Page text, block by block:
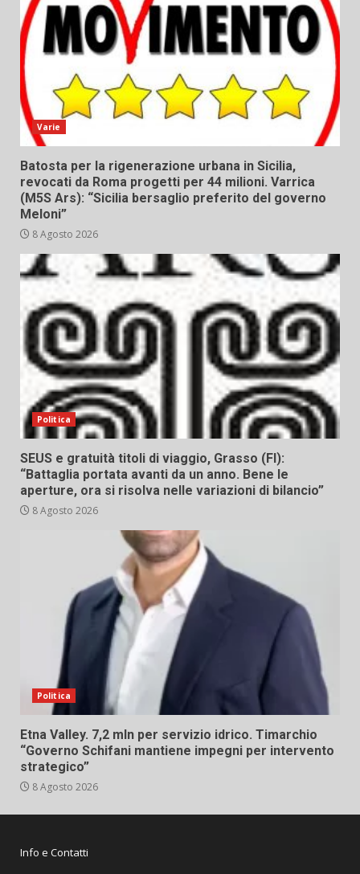
Varie
Batosta per la rigenerazione urbana in Sicilia,
revocati da Roma progetti per 44 milioni. Varrica
(M5S Ars): “Sicilia bersaglio preferito del governo
Meloni”
8 Agosto 2026
Politica
SEUS e gratuità titoli di viaggio, Grasso (FI):
“Battaglia portata avanti da un anno. Bene le
aperture, ora si risolva nelle variazioni di bilancio”
8 Agosto 2026
Politica
Etna Valley. 7,2 mln per servizio idrico. Timarchio
“Governo Schifani mantiene impegni per intervento
strategico”
8 Agosto 2026
Info e Contatti